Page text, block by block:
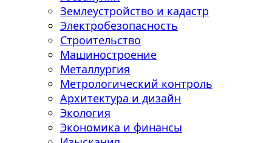
Землеустройство и кадастр
Электробезопасность
Строительство
Машиностроение
Металлургия
Метрологический контроль
Архитектура и дизайн
Экология
Экономика и финансы